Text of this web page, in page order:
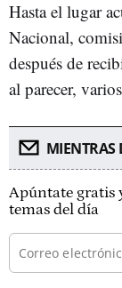
Hasta el lugar
Nacional,
después de
al parecer,
MIENTRAS
Apúntate gratis
temas del día